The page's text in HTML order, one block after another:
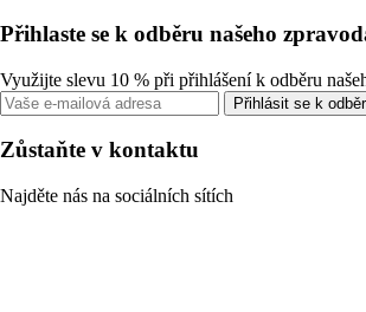
Přihlaste se k odběru našeho
Využijte slevu 10 % při přihlášení k odběru
Přihlásit se k
Zůstaňte v kontaktu
Najděte nás na sociálních sítích